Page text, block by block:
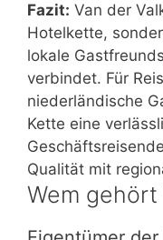
Fazit: Van der
Hotelkette,
lokale
verbindet. Für
niederländische
Kette eine
Qualität mit
Wem gehört